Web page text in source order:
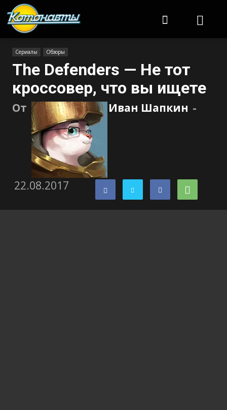
Сериалы Обзоры
The Defenders — Не тот
кроссовер, что вы ищете
От Иван Шапкин -
22.08.2017